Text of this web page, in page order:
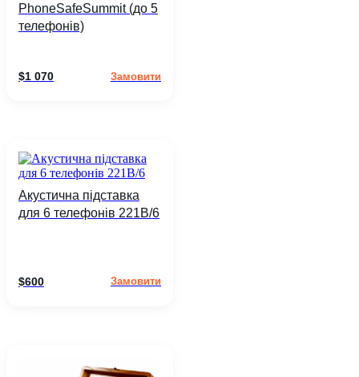
PhoneSafeSummit (до 5
телефонів)
$1 070 Замовити
Акустична підставка
для 6 телефонів 221B/6
$600 Замовити